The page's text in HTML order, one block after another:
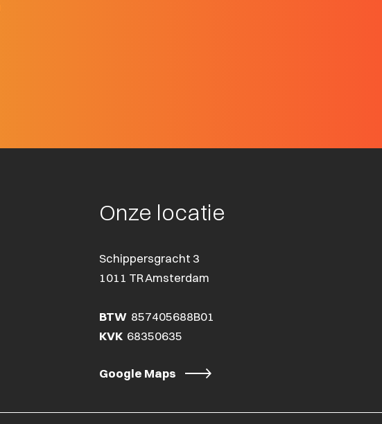
Onze locatie
Schippersgracht 3
1011 TR Amsterdam
BTW 857405688B01
KVK 68350635
Google Maps